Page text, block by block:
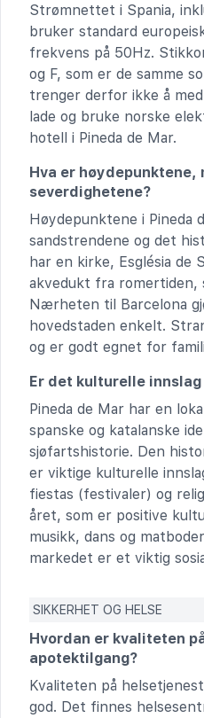
Strømnettet i Spania,
bruker standard
frekvens på 50Hz.
og F, som er de samme
trenger derfor ikke å
lade og bruke norske
hotell i Pineda de Mar.
Hva er høydepunktene,
severdighetene?
Høydepunktene i Pineda
sandstrendene og det
har en kirke, Església de
akvedukt fra romertiden,
Nærheten til Barcelona
hovedstaden enkelt.
og er godt egnet for
Er det kulturelle
Pineda de Mar har en
spanske og katalanske
sjøfartshistorie. Den
er viktige kulturelle
fiestas (festivaler) og
året, som er positive
musikk, dans og
markedet er et viktig
SIKKERHET OG HELSE
Hvordan er kvaliteten
apotektilgang?
Kvaliteten på
god. Det finnes